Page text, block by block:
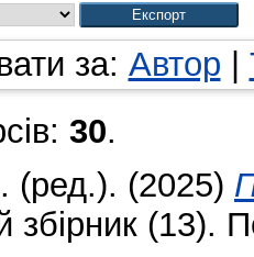
за: Автор
30.
(ред.). (2025)
збірник (13).